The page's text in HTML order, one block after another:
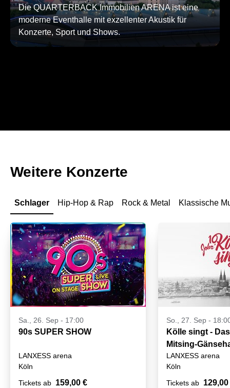
Die QUARTERBACK Immobilien ARENA ist eine
moderne Eventhalle mit exzellenter Akustik für
Konzerte, Sport und Shows.
Weitere Konzerte
Schlager Hip-Hop & Rap Rock & Metal Klassische
Sa., 26. Sep - 17:00
90s SUPER SHOW
LANXESS arena
Köln
Tickets ab 159,00 €
So., 27. Sep -
Kölle singt -
Mitsing-
LANXESS arena
Köln
Tickets ab 129,00